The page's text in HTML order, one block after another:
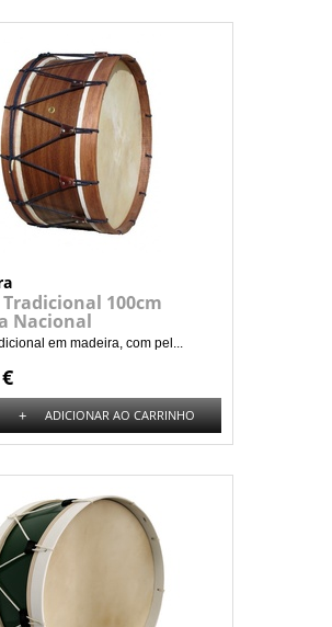
100cm
Nacional
em madeira, com pel...
+ ADICIONAR AO CARRINHO